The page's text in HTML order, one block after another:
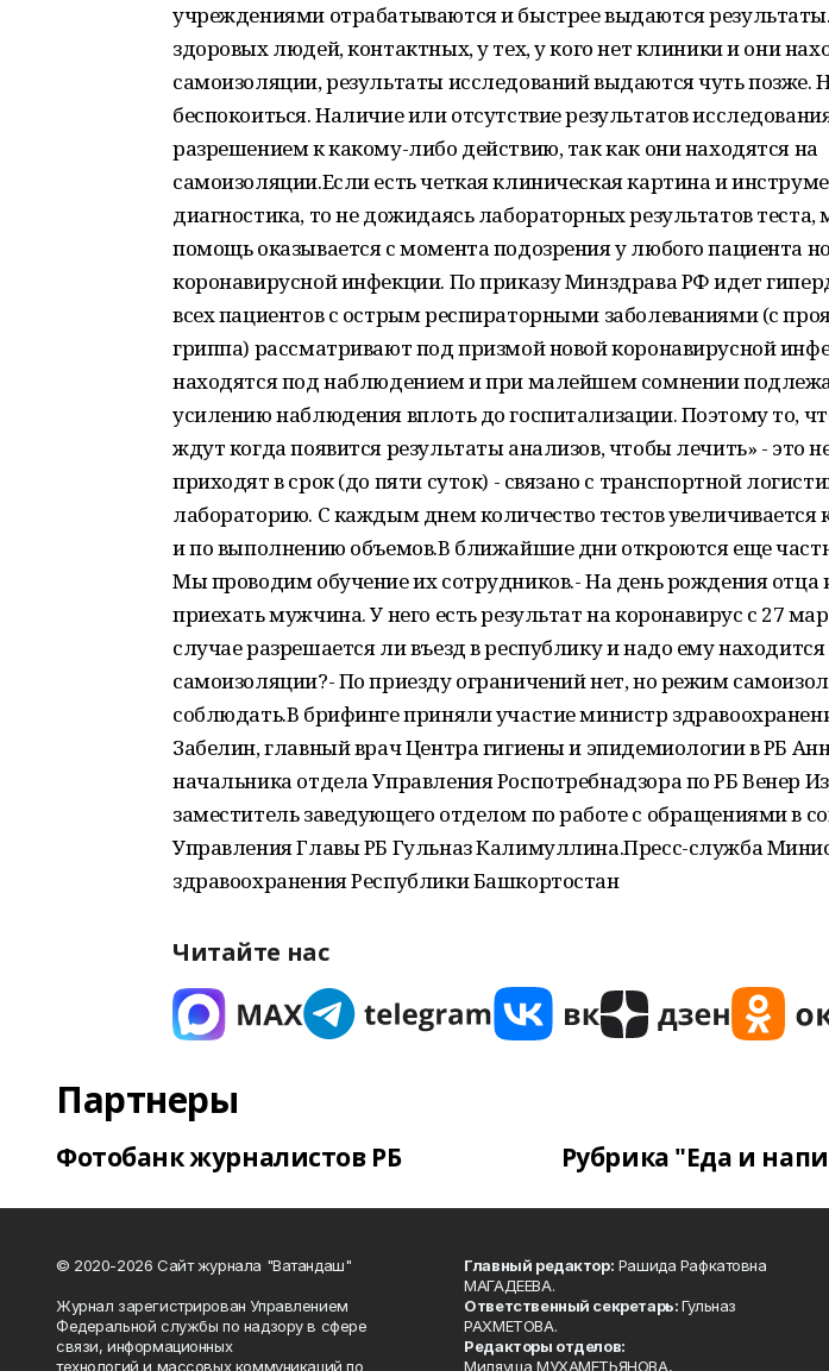
учреждениями отрабатываются и быстрее выдаются
здоровых людей, контактных, у тех, у кого нет клиники и они
самоизоляции, результаты исследований выдаются чуть позже.
беспокоиться. Наличие или отсутствие результатов
разрешением к какому-либо действию, так как они находятся на
самоизоляции.Если есть четкая клиническая картина и
диагностика, то не дожидаясь лабораторных результатов
помощь оказывается с момента подозрения у любого пациента
коронавирусной инфекции. По приказу Минздрава РФ идет
всех пациентов с острым респираторными заболеваниями (с
гриппа) рассматривают под призмой новой коронавирусной
находятся под наблюдением и при малейшем сомнении
усилению наблюдения вплоть до госпитализации. Поэтому то,
ждут когда появится результаты анализов, чтобы лечить» - это
приходят в срок (до пяти суток) - связано с транспортной
лабораторию. С каждым днем количество тестов увеличивается
и по выполнению объемов.В ближайшие дни откроются еще
Мы проводим обучение их сотрудников.- На день рождения отца
приехать мужчина. У него есть результат на коронавирус с 27
случае разрешается ли въезд в республику и надо ему
самоизоляции?- По приезду ограничений нет, но режим
соблюдать.В брифинге приняли участие министр
Забелин, главный врач Центра гигиены и эпидемиологии в РБ
начальника отдела Управления Роспотребнадзора по РБ Венер
заместитель заведующего отделом по работе с обращениями в
Управления Главы РБ Гульназ Калимуллина.Пресс-служба
здравоохранения Республики Башкортостан
Читайте нас
Партнеры
Фотобанк журналистов РБ Рубрика "Еда и
© 2020-2026 Сайт журнала "Ватандаш"
Журнал зарегистрирован Управлением
Федеральной службы по надзору в сфере
связи, информационных
технологий и массовых коммуникаций по
Главный редактор: Рашида Рафкатовна
МАГАДЕЕВА.
Ответственный секретарь:Гульназ
РАХМЕТОВА.
Редакторы отделов:
Миляуша МУХАМЕТЬЯНОВА,